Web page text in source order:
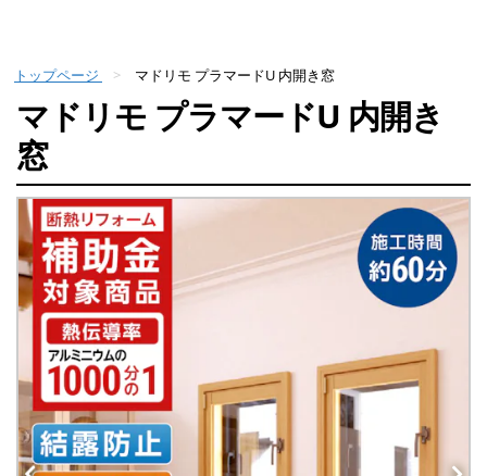
トップページ マドリモ プラマードU 内開き窓
マドリモ プラマードU 内開き
窓